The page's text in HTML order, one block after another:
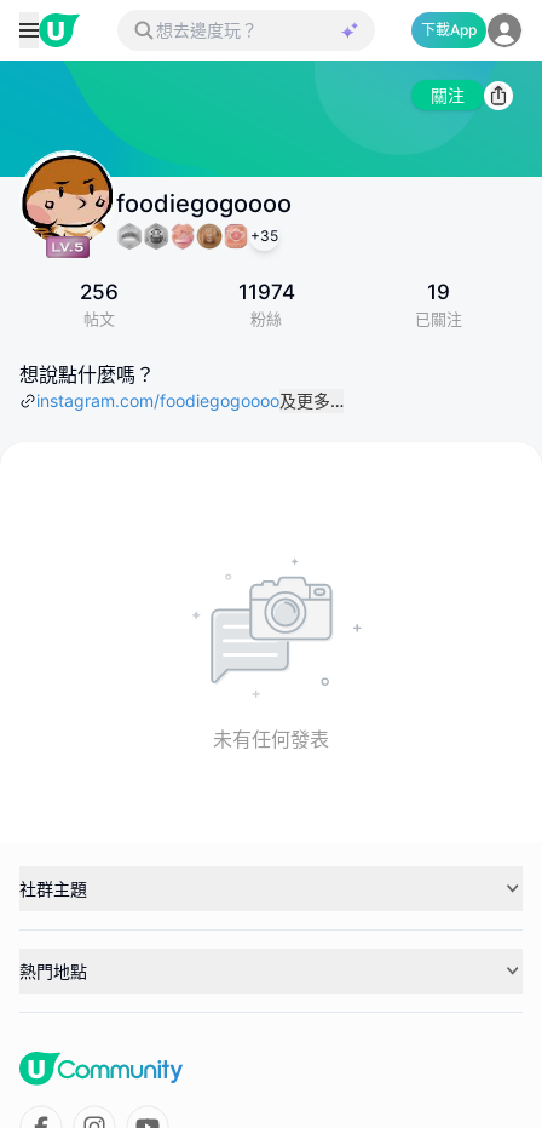
下載App
關注
foodiegogoooo
+35
256
帖文
11974
粉絲
19
已關注
想說點什麼嗎？
instagram.com/foodiegogoooo及更多…
未有任何發表
社群主題
熱門地點